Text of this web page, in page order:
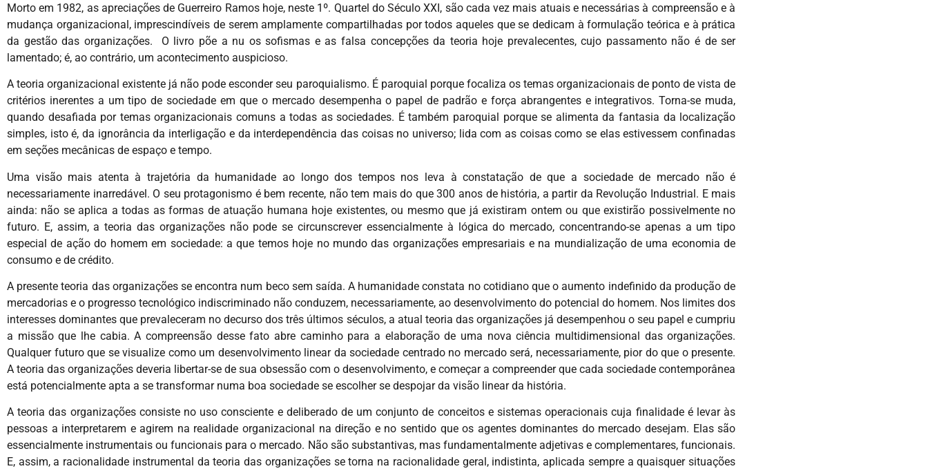
Morto em 1982, as apreciações de Guerreiro Ramos hoje, neste 1º. Quartel do Século XXI, são cada vez mais atuais e necessárias à compreensão e à
mudança organizacional, imprescindíveis de serem amplamente compartilhadas por todos aqueles que se dedicam à formulação teórica e à prática
da gestão das organizações. O livro põe a nu os sofismas e as falsa concepções da teoria hoje prevalecentes, cujo passamento não é de ser
lamentado; é, ao contrário, um acontecimento auspicioso.
A teoria organizacional existente já não pode esconder seu paroquialismo. É paroquial porque focaliza os temas organizacionais de ponto de vista de
critérios inerentes a um tipo de sociedade em que o mercado desempenha o papel de padrão e força abrangentes e integrativos. Torna-se muda,
quando desafiada por temas organizacionais comuns a todas as sociedades. É também paroquial porque se alimenta da fantasia da localização
simples, isto é, da ignorância da interligação e da interdependência das coisas no universo; lida com as coisas como se elas estivessem confinadas
em seções mecânicas de espaço e tempo.
Uma visão mais atenta à trajetória da humanidade ao longo dos tempos nos leva à constatação de que a sociedade de mercado não é
necessariamente inarredável. O seu protagonismo é bem recente, não tem mais do que 300 anos de história, a partir da Revolução Industrial. E mais
ainda: não se aplica a todas as formas de atuação humana hoje existentes, ou mesmo que já existiram ontem ou que existirão possivelmente no
futuro. E, assim, a teoria das organizações não pode se circunscrever essencialmente à lógica do mercado, concentrando-se apenas a um tipo
especial de ação do homem em sociedade: a que temos hoje no mundo das organizações empresariais e na mundialização de uma economia de
consumo e de crédito.
A presente teoria das organizações se encontra num beco sem saída. A humanidade constata no cotidiano que o aumento indefinido da produção de
mercadorias e o progresso tecnológico indiscriminado não conduzem, necessariamente, ao desenvolvimento do potencial do homem. Nos limites dos
interesses dominantes que prevaleceram no decurso dos três últimos séculos, a atual teoria das organizações já desempenhou o seu papel e cumpriu
a missão que lhe cabia. A compreensão desse fato abre caminho para a elaboração de uma nova ciência multidimensional das organizações.
Qualquer futuro que se visualize como um desenvolvimento linear da sociedade centrado no mercado será, necessariamente, pior do que o presente.
A teoria das organizações deveria libertar-se de sua obsessão com o desenvolvimento, e começar a compreender que cada sociedade contemporânea
está potencialmente apta a se transformar numa boa sociedade se escolher se despojar da visão linear da história.
A teoria das organizações consiste no uso consciente e deliberado de um conjunto de conceitos e sistemas operacionais cuja finalidade é levar às
pessoas a interpretarem e agirem na realidade organizacional na direção e no sentido que os agentes dominantes do mercado desejam. Elas são
essencialmente instrumentais ou funcionais para o mercado. Não são substantivas, mas fundamentalmente adjetivas e complementares, funcionais.
E, assim, a racionalidade instrumental da teoria das organizações se torna na racionalidade geral, indistinta, aplicada sempre a quaisquer situações